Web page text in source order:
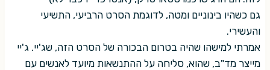
גם כשהיו בינוניים ומטה, לדוגמת הסרט הרביעי, התשיעי
והעשירי.
אמרתי למישהו שהיה בטרום הבכורה של הסרט הזה, שג'יי. ג'יי
מייצר מד"ב, שהוא, סליחה על ההתנשאות מיועד לאנשים עם